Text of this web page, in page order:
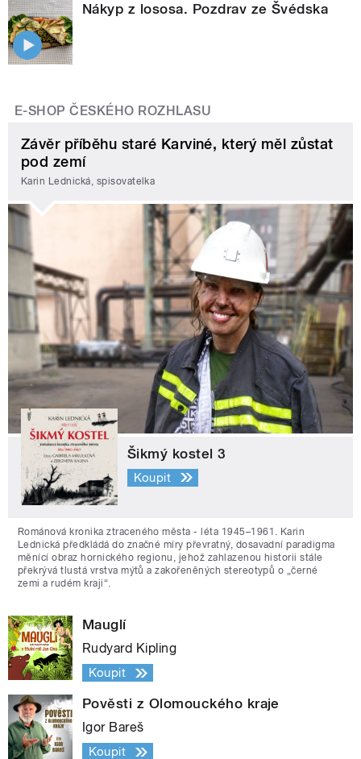
Nákyp z lososa. Pozdrav ze Švédska
E-SHOP ČESKÉHO ROZHLASU
Závěr příběhu staré Karviné, který měl zůstat
pod zemí
Karin Lednická, spisovatelka
Šikmý kostel 3
Koupit
Románová kronika ztraceného města - léta 1945–1961. Karin
Lednická předkládá do značné míry převratný, dosavadní paradigma
měnící obraz hornického regionu, jehož zahlazenou historii stále
překrývá tlustá vrstva mýtů a zakořeněných stereotypů o „černé
zemi a rudém kraji“.
Mauglí
Rudyard Kipling
Koupit
Pověsti z Olomouckého kraje
Igor Bareš
Koupit